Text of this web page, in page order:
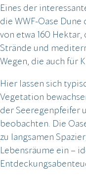
Eines der
die WWF-Oase
von etwa 160
Strände und
Wegen, die auch für
Hier lassen sich
Vegetation
der Seeregenpfeifer
beobachten. Die
zu langsamen
Lebensräume ein –